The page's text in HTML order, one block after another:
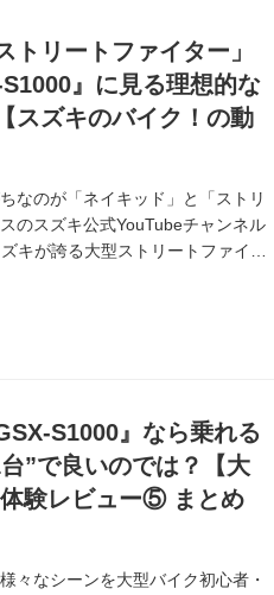
リートファイター」
』に見る理想的な
スズキのバイク！の動
なのが「ネイキッド」と「ストリ
のスズキ公式YouTubeチャンネル
キが誇る大型ストリートファイタ
S1000』なら乗れる
”で良いのでは？【大
験レビュー⑤ まとめ
々なシーンを大型バイク初心者・